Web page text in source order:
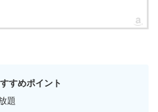
すめポイント
題